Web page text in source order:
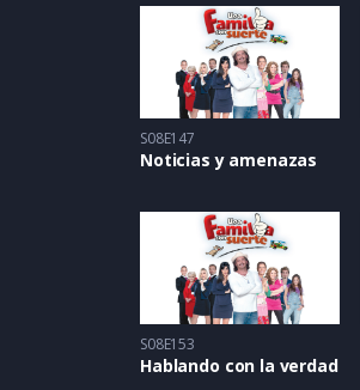
S08E147
Noticias y amenazas
S08E153
Hablando con la verdad